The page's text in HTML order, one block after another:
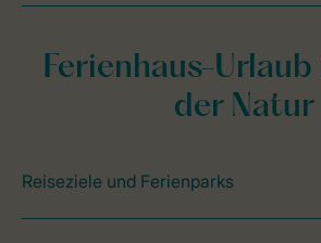
Ferienhaus-
der Natur
Reiseziele und Ferienparks